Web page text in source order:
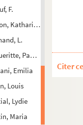
F.
Katharine
L.
Paul et Victor
Emilia
Louis
Lydie
Maria
Citer